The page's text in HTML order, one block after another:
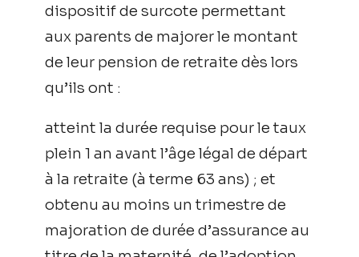
dispositif de surcote permettant
aux parents de majorer le montant
de leur pension de retraite dès lors
qu’ils ont :
atteint la durée requise pour le taux
plein 1 an avant l’âge légal de départ
à la retraite (à terme 63 ans) ; et
obtenu au moins un trimestre de
majoration de durée d’assurance au